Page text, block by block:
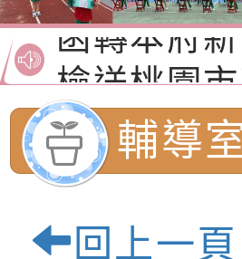
轉桃園市
（防空）
演練」
「115年度
節慶祝活
函轉本府
交通安全
道安宣導
檢送桃園
字稿及
檢送行政
月份公共
檢送本市
專注力研
檢送桃園
輔導
民小
回上一頁